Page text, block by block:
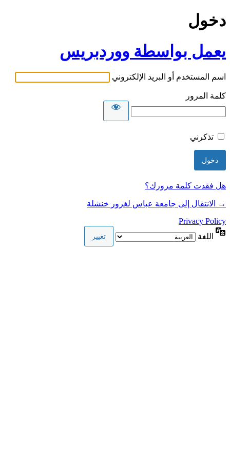
دخول
يعمل بواسطة ووردبريس
اسم المستخدم أو البريد الإلكتروني
كلمة المرور
تذكرني
هل فقدت كلمة مرورك؟
→ الانتقال إلى جامعة عباس لغرور خنشلة
Privacy Policy
اللغة